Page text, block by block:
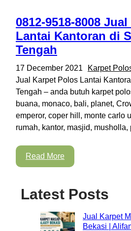
0812-9518-8008
Lantai Kantoran di
Tengah
17 December 2021
Karpet
Jual Karpet Polos Lantai
Tengah – anda butuh karpet
buana, monaco, bali, planet,
emperor, coper hill, monte carlo
rumah, kantor, masjid,
Read More
Latest Posts
Jual Karpet
Bekasi |